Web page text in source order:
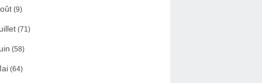
(9)
(71)
(58)
(64)